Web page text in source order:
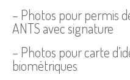
– Photos pour permis
ANTS avec signature
– Photos pour carte
biométriques